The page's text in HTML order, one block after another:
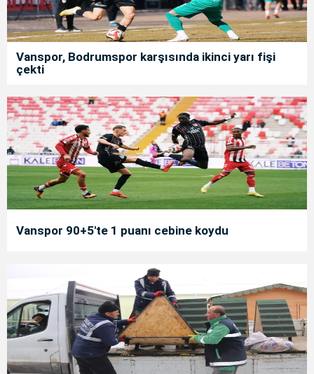
Vanspor, Bodrumspor karşısında ikinci yarı fişi
çekti
Vanspor 90+5'te 1 puanı cebine koydu